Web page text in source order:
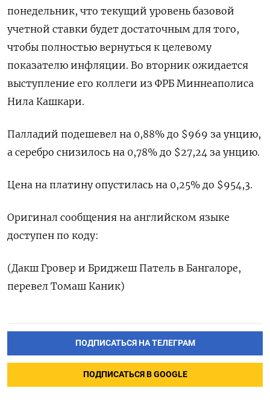
понедельник, что текущий уровень базовой
учетной ставки будет достаточным для того,
чтобы полностью вернуться к целевому
показателю инфляции. Во вторник ожидается
выступление его коллеги из ФРБ Миннеаполиса
Нила Кашкари.
Палладий подешевел на 0,88% до $969​​ за унцию,
а серебро снизилось на 0,78% до $27,24​ за унцию.
Цена на платину опустилась на 0,25% до $954,3.
Оригинал сообщения на английском языке
доступен по коду:
(Дакш Гровер и Бриджеш Патель в Бангалоре,
перевел Томаш Каник)
ПОДПИСАТЬСЯ НА ТЕЛЕГРАМ
ПОДПИСАТЬСЯ В GOOGLE